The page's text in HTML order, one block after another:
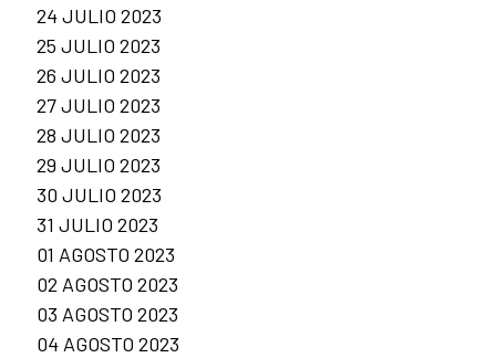
24 JULIO 2023
25 JULIO 2023
26 JULIO 2023
27 JULIO 2023
28 JULIO 2023
29 JULIO 2023
30 JULIO 2023
31 JULIO 2023
01 AGOSTO 2023
02 AGOSTO 2023
03 AGOSTO 2023
04 AGOSTO 2023